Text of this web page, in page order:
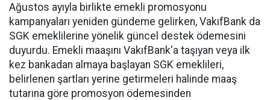
Ağustos ayıyla birlikte emekli promosyonu
kampanyaları yeniden gündeme gelirken, VakıfBank da
SGK emeklilerine yönelik güncel destek ödemesini
duyurdu. Emekli maaşını VakıfBank'a taşıyan veya ilk
kez bankadan almaya başlayan SGK emeklileri,
belirlenen şartları yerine getirmeleri halinde maaş
tutarına göre promosyon ödemesinden